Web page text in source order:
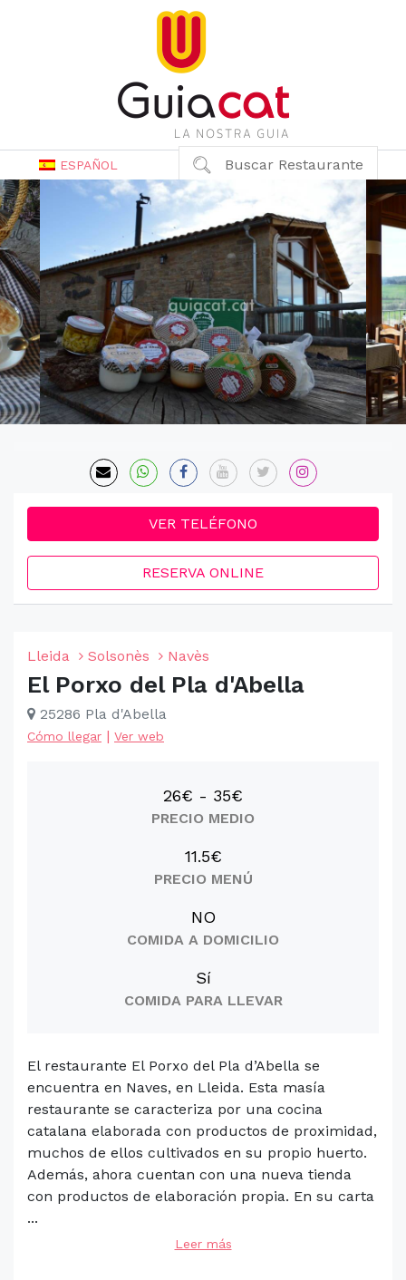
ESPAÑOL Buscar Restaurante
VER TELÉFONO
RESERVA ONLINE
Lleida Solsonès Navès
El Porxo del Pla d'Abella
25286 Pla d'Abella
Cómo llegar | Ver web
26€ - 35€
PRECIO MEDIO
11.5€
PRECIO MENÚ
NO
COMIDA A DOMICILIO
Sí
COMIDA PARA LLEVAR
El restaurante El Porxo del Pla d’Abella se
encuentra en Naves, en Lleida. Esta masía
restaurante se caracteriza por una cocina
catalana elaborada con productos de proximidad,
muchos de ellos cultivados en su propio huerto.
Además, ahora cuentan con una nueva tienda
con productos de elaboración propia. En su carta
...
Leer más